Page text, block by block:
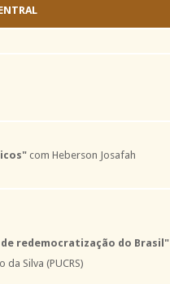
com Heberson Josafah
redemocratização do Brasil"
da Silva (PUCRS)